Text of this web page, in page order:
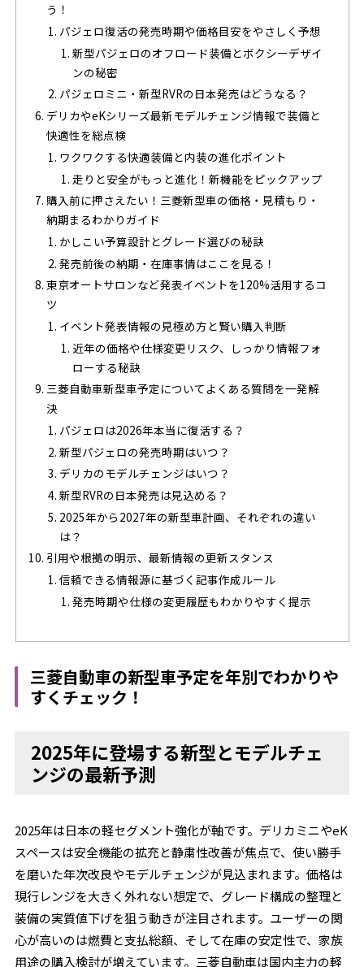
う！
パジェロ復活の発売時期や価格目安をやさしく予想
新型パジェロのオフロード装備とボクシーデザイ
ンの秘密
パジェロミニ・新型RVRの日本発売はどうなる？
デリカやeKシリーズ最新モデルチェンジ情報で装備と
快適性を総点検
ワクワクする快適装備と内装の進化ポイント
走りと安全がもっと進化！新機能をピックアップ
購入前に押さえたい！三菱新型車の価格・見積もり・
納期まるわかりガイド
かしこい予算設計とグレード選びの秘訣
発売前後の納期・在庫事情はここを見る！
東京オートサロンなど発表イベントを120%活用するコ
ツ
イベント発表情報の見極め方と賢い購入判断
近年の価格や仕様変更リスク、しっかり情報フォ
ローする秘訣
三菱自動車新型車予定についてよくある質問を一発解
決
パジェロは2026年本当に復活する？
新型パジェロの発売時期はいつ？
デリカのモデルチェンジはいつ？
新型RVRの日本発売は見込める？
2025年から2027年の新型車計画、それぞれの違い
は？
引用や根拠の明示、最新情報の更新スタンス
信頼できる情報源に基づく記事作成ルール
発売時期や仕様の変更履歴もわかりやすく提示
三菱自動車の新型車予定を年別でわかりや
すくチェック！
2025年に登場する新型とモデルチェ
ンジの最新予測
2025年は日本の軽セグメント強化が軸です。デリカミニやeK
スペースは安全機能の拡充と静粛性改善が焦点で、使い勝手
を磨いた年次改良やモデルチェンジが見込まれます。価格は
現行レンジを大きく外れない想定で、グレード構成の整理と
装備の実質値下げを狙う動きが注目されます。ユーザーの関
心が高いのは燃費と支払総額、そして在庫の安定性で、家族
用途の購入検討が増えています。三菱自動車は国内主力の軽